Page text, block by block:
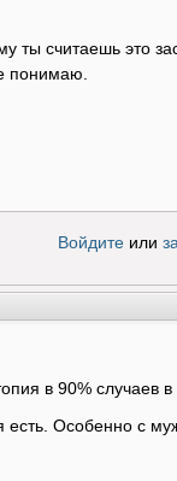
ты считаешь это
понимаю.
Войдитеили
в 90% случаев
есть. Особенно с